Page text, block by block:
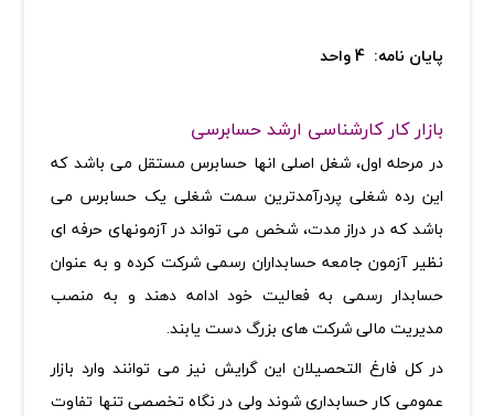
پایان نامه: 4 واحد
بازار کار کارشناسی ارشد حسابرسی
در مرحله اول، شغل اصلی انها حسابرس مستقل می باشد که
این رده شغلی پردرآمدترین سمت شغلی یک حسابرس می
باشد که در دراز مدت، شخص می تواند در آزمونهای حرفه ای
نظیر آزمون جامعه حسابداران رسمی شرکت کرده و به عنوان
حسابدار رسمی به فعالیت خود ادامه دهند و به منصب
مدیریت مالی شرکت های بزرگ دست یابند.
در کل فارغ التحصیلان این گرایش نیز می توانند وارد بازار
عمومی کار حسابداری شوند ولی در نگاه تخصصی تنها تفاوت